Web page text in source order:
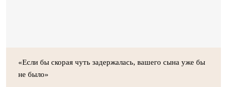
«Если бы скорая чуть задержалась, вашего сына уже бы
не было»